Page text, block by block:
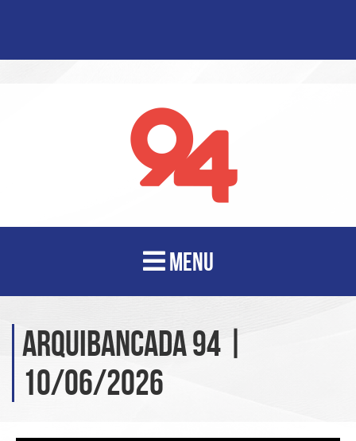
MENU
Arquibancada 94 |
10/06/2026